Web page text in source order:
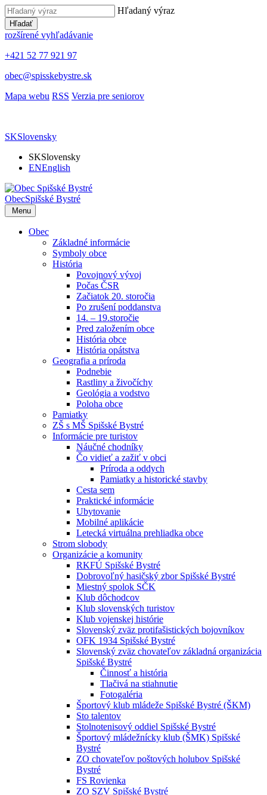
Hľadaný výraz
Hľadať
rozšírené vyhľadávanie
+421 52 77 921 97
obec@spisskebystre.sk
Mapa webu RSS Verzia pre seniorov
SKSlovensky
SKSlovensky
ENEnglish
ObecSpišské Bystré
Menu
Obec
Základné informácie
Symboly obce
História
Povojnový vývoj
Počas ČSR
Začiatok 20. storočia
Po zrušení poddanstva
14. – 19.storočie
Pred založením obce
História obce
História opátstva
Geografia a príroda
Podnebie
Rastliny a živočíchy
Geológia a vodstvo
Poloha obce
Pamiatky
ZŠ s MŠ Spišské Bystré
Informácie pre turistov
Náučné chodníky
Čo vidieť a zažiť v obci
Príroda a oddych
Pamiatky a historické stavby
Cesta sem
Praktické informácie
Ubytovanie
Mobilné aplikácie
Letecká virtuálna prehliadka obce
Strom slobody
Organizácie a komunity
RKFÚ Spišské Bystré
Dobrovoľný hasičský zbor Spišské Bystré
Miestný spolok SČK
Klub dôchodcov
Klub slovenských turistov
Klub vojenskej histórie
Slovenský zväz protifašistických bojovníkov
OFK 1934 Spišské Bystré
Slovenský zväz chovateľov základná organizácia
Spišské Bystré
Činnosť a história
Tlačivá na stiahnutie
Fotogaléria
Športový klub mládeže Spišské Bystré (ŠKM)
Sto talentov
Stolnotenisový oddiel Spišské Bystré
Športový mládežnícky klub (ŠMK) Spišské
Bystré
ZO chovateľov poštových holubov Spišské
Bystré
FS Rovienka
ZO SZV Spišské Bystré